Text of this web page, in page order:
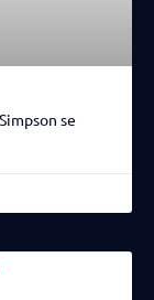
se